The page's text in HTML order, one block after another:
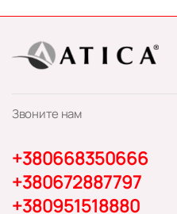
Звоните нам
+380668350666
+380672887797
+380951518880